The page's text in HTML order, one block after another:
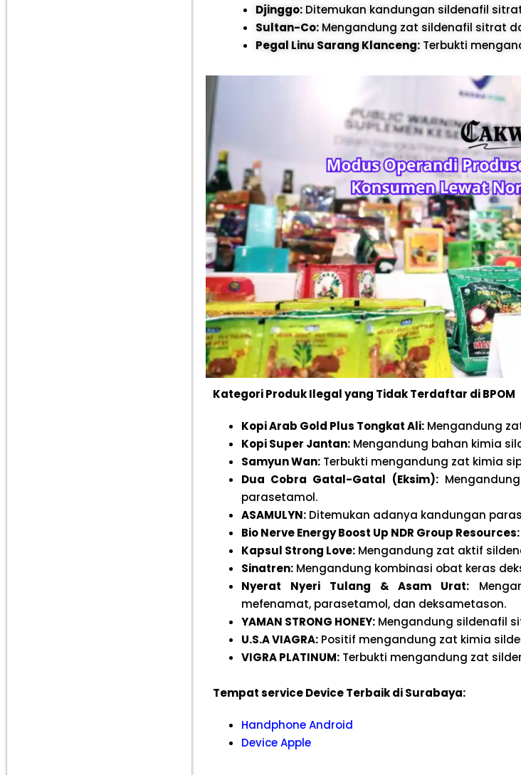
Djinggo:Ditemukan kandungan sildenafil
Sultan-Co:Mengandung zat sildenafil sitrat
Pegal Linu Sarang Klanceng:Terbukti
Kategori Produk Ilegal yang Tidak Terdaftar di BPOM
Kopi Arab Gold Plus Tongkat Ali:Mengandung
Kopi Super Jantan:Mengandung bahan kimia
Samyun Wan:Terbukti mengandung zat kimia
Dua Cobra Gatal-Gatal (Eksim):
parasetamol.
ASAMULYN:Ditemukan adanya kandungan
Bio Nerve Energy Boost Up NDR Group Resources:
Kapsul Strong Love:Mengandung zat aktif
Sinatren:Mengandung kombinasi obat keras
Nyerat Nyeri Tulang & Asam Urat:
mefenamat, parasetamol, dan deksametason.
YAMAN STRONG HONEY:Mengandung sildenafil
U.S.A VIAGRA:Positif mengandung zat kimia
VIGRA PLATINUM:Terbukti mengandung zat
Tempat service Device Terbaik di Surabaya:
Handphone Android
Device Apple